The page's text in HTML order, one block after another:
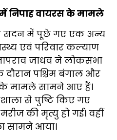
निपाह वायरस के मामले
सदन में पूछे गए एक अन्य
एवं परिवार कल्याण
जाधव ने लोकसभा
पश्चिम बंगाल और
मामले सामने आए हैं।
से पुष्टि किए गए
की मृत्यु हो गई। वहीं
सामने आया।